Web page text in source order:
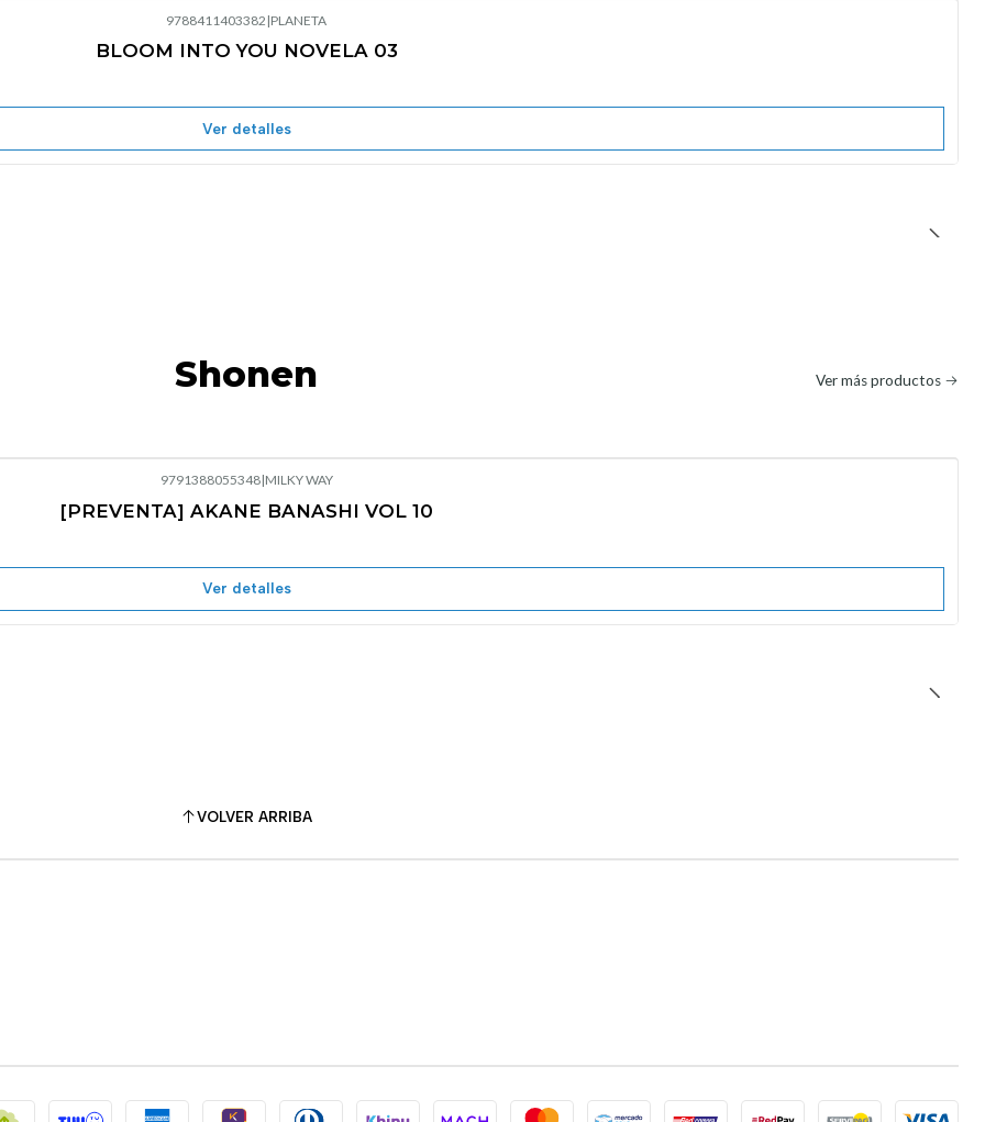
9788411403382 |PLANETA
BLOOM INTO YOU NOVELA 03
Ver detalles
Shonen Ver más productos
9791388055348|MILKY WAY
[PREVENTA] AKANE BANASHI VOL 10
Ver detalles
VOLVER ARRIBA